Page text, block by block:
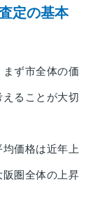
定の基本
ず市全体の価
ることが大切
価格は近年上
圏全体の上昇